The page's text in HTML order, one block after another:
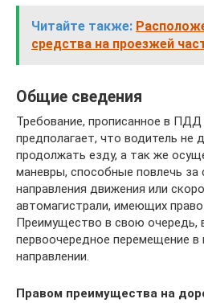
Читайте также:
средства на проезжей
Общие сведения
Требование, прописанное в ПДД
предполагает, что водитель не
продолжать езду, а так же
маневры, способные повлечь за
направления движения или
автомагистрали, имеющих
Преимущество в свою очередь,
первоочередное перемещение в
направлении.
Правом преимущества на